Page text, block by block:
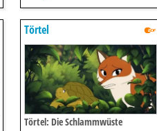
Törtel
Törtel: Die Schlammwüste